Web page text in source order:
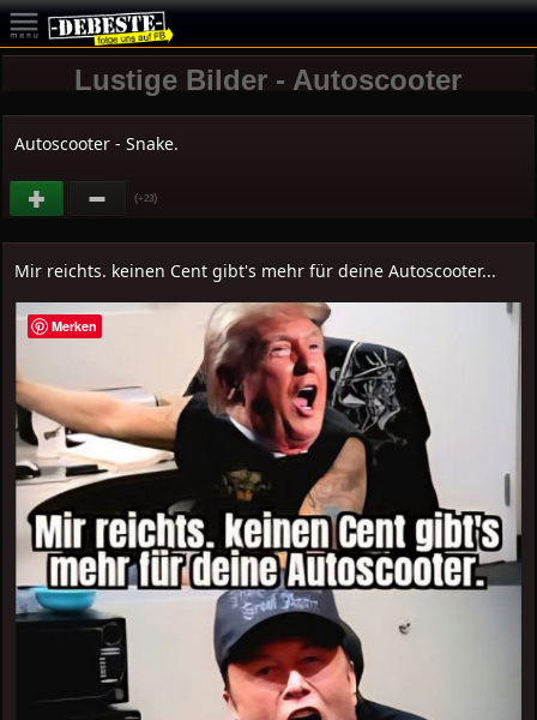
Lustige Bilder - Autoscooter
Autoscooter - Snake.
(+23)
Mir reichts. keinen Cent gibt's mehr für deine Autoscooter...
Merken